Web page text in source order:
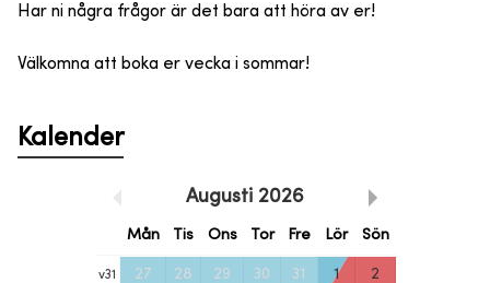
Har ni några frågor är det bara att höra av er!
Välkomna att boka er vecka i sommar!
Kalender
Augusti 2026
Mån Tis Ons Tor Fre Lör Sön
v31 27 28 29 30 31 1 2